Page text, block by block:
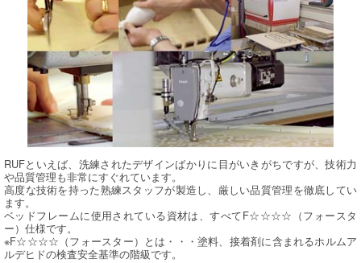
RUFといえば、洗練されたデザインばかりに目がいきがちですが、技術力
や品質管理も非常にすぐれています。
高度な技術を持った熟練スタッフが製造し、厳しい品質管理を徹底してい
ます。
ベッドフレームに使用されている資材は、すべてF☆☆☆☆（フォースタ
ー）仕様です。
※F☆☆☆☆（フォースター）とは・・・塗料、接着剤に含まれるホルムア
ルデヒドの検査安全基準の階級です。